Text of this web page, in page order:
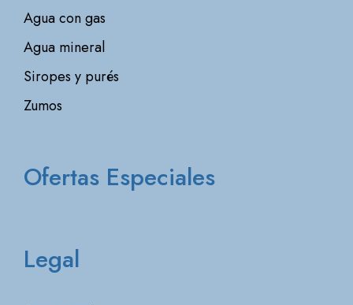
Agua con gas
Agua mineral
Siropes y purés
Zumos
Ofertas Especiales
Legal